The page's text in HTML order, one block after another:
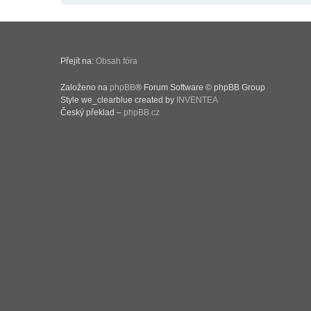
Přejít na: Obsah fóra
Založeno na phpBB® Forum Software © phpBB Group
Style we_clearblue created by INVENTEA
Český překlad – phpBB.cz